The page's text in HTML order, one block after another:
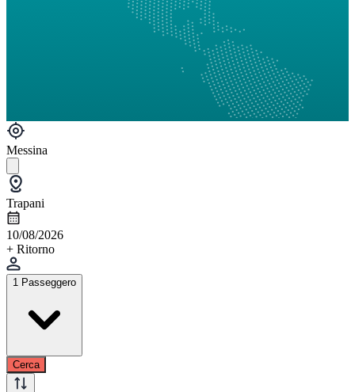
Messina
Trapani
10/08/2026
+ Ritorno
1 Passeggero
Cerca